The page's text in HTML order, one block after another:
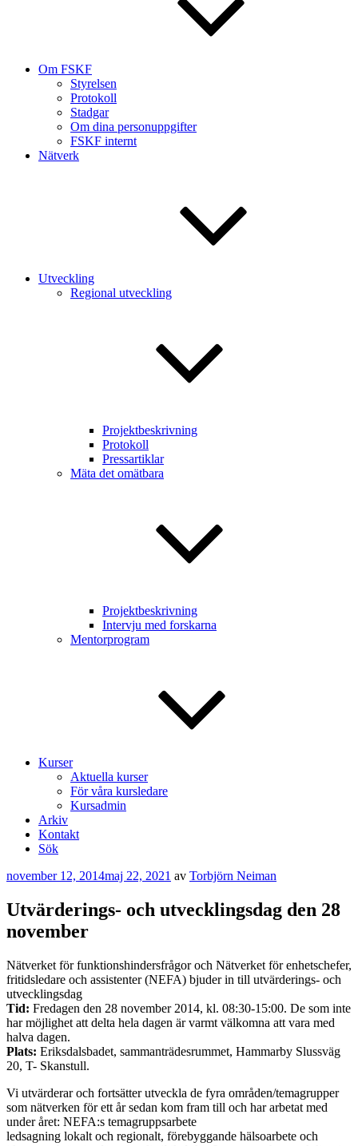
Om FSKF
Styrelsen
Protokoll
Stadgar
Om dina personuppgifter
FSKF internt
Nätverk
Utveckling
Regional utveckling
Projektbeskrivning
Protokoll
Pressartiklar
Mäta det omätbara
Projektbeskrivning
Intervju med forskarna
Mentorprogram
Kurser
Aktuella kurser
För våra kursledare
Kursadmin
Arkiv
Kontakt
Sök
Publicerat
november 12, 2014maj 22, 2021 av Torbjörn Neiman
Utvärderings- och utvecklingsdag den 28
november
Nätverket för funktionshindersfrågor och Nätverket för enhetschefer,
fritidsledare och assistenter (NEFA) bjuder in till utvärderings- och
utvecklingsdag
Tid: Fredagen den 28 november 2014, kl. 08:30-15:00. De som inte
har möjlighet att delta hela dagen är varmt välkomna att vara med
halva dagen.
Plats: Eriksdalsbadet, sammanträdesrummet, Hammarby Slussväg
20, T- Skanstull.
Vi utvärderar och fortsätter utveckla de fyra områden/temagrupper
som nätverken för ett år sedan kom fram till och har arbetat med
under året: NEFA:s temagruppsarbete
ledsagning lokalt och regionalt, förebyggande hälsoarbete och